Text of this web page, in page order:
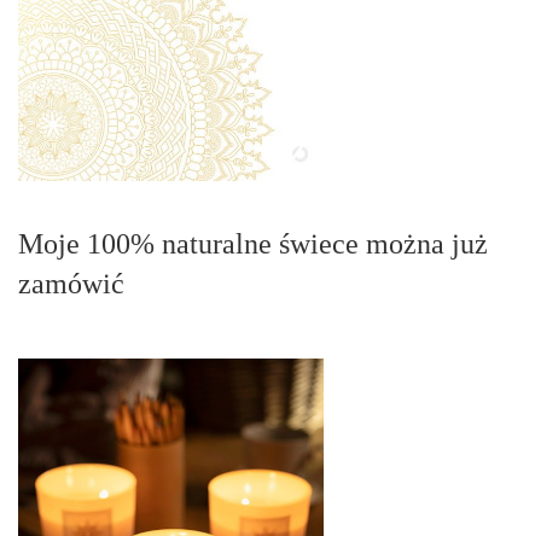
Moje 100% naturalne świece można już
zamówić